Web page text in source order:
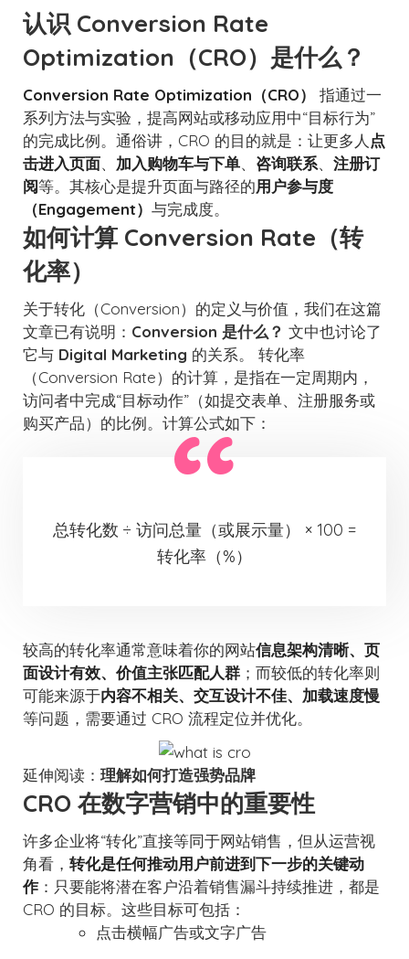
认识 Conversion Rate
Optimization（CRO）是什么？
Conversion Rate Optimization（CRO）
指通过一
系列方法与实验，提高网站或移动应用中“目标行为”
的完成比例。通俗讲，CRO 的目的就是：让更多人 点
击进入页面、 加入购物车与下单、 咨询联系、 注册订
阅等。其核心是提升页面与路径的用户参与度
（Engagement） 与完成度。
如何计算 Conversion Rate（转
化率）
关于转化（Conversion）的定义与价值，我们在这篇
文章已有说明： Conversion 是什么？ 文中也讨论了
它与 Digital Marketing 的关系。 转化率
（Conversion Rate）的计算，是指在一定周期内，
访问者中完成“目标动作”（如提交表单、注册服务或
购买产品）的比例。计算公式如下：
总转化数 ÷ 访问总量（或展示量） × 100 =
转化率（%）
较高的转化率通常意味着你的网站信息架构清晰、页
面设计有效、价值主张匹配人群 ；而较低的转化率则
可能来源于内容不相关、交互设计不佳、加载速度慢
等问题，需要通过 CRO 流程定位并优化。
延伸阅读： 理解如何打造强势品牌
CRO 在数字营销中的重要性
许多企业将“转化”直接等同于网站销售，但从运营视
角看， 转化是任何推动用户前进到下一步的关键动
作：只要能将潜在客户沿着销售漏斗持续推进，都是
CRO 的目标。这些目标可包括：
点击横幅广告或文字广告